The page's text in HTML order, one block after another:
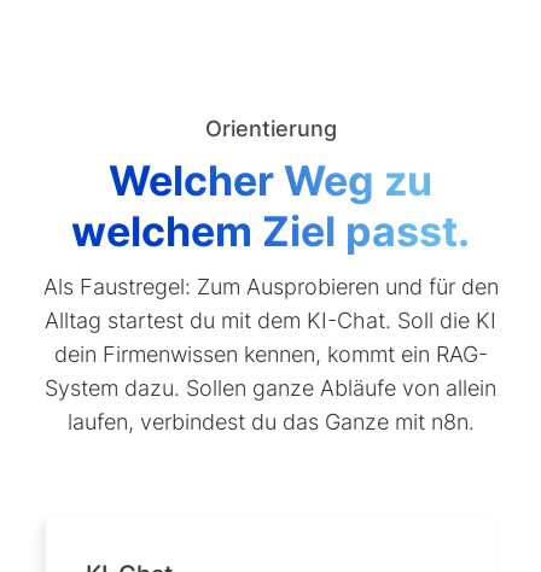
Orientierung
Welcher Weg zu
welchem Ziel passt.
Als Faustregel: Zum Ausprobieren und für den
Alltag startest du mit dem KI-Chat. Soll die KI
dein Firmenwissen kennen, kommt ein RAG-
System dazu. Sollen ganze Abläufe von allein
laufen, verbindest du das Ganze mit n8n.